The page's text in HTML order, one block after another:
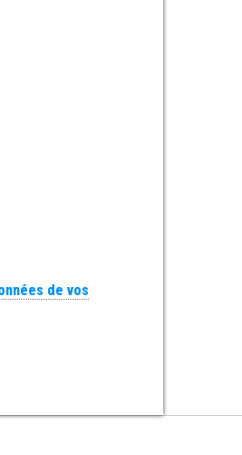
de vos